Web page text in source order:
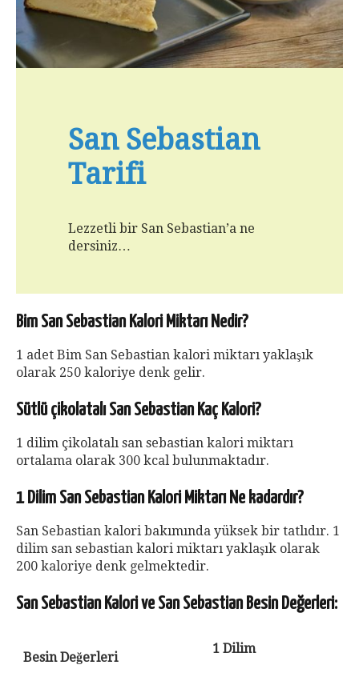
San Sebastian
Tarifi
Lezzetli bir San Sebastian’a ne
dersiniz…
Bim San Sebastian Kalori Miktarı Nedir?
1 adet Bim San Sebastian kalori miktarı yaklaşık
olarak 250 kaloriye denk gelir.
Sütlü çikolatalı San Sebastian Kaç Kalori?
1 dilim çikolatalı san sebastian kalori miktarı
ortalama olarak 300 kcal bulunmaktadır.
1 Dilim San Sebastian Kalori Miktarı Ne kadardır?
San Sebastian kalori bakımında yüksek bir tatlıdır. 1
dilim san sebastian kalori miktarı yaklaşık olarak
200 kaloriye denk gelmektedir.
San Sebastian Kalori ve San Sebastian Besin Değerleri:
Besin Değerleri
1 Dilim